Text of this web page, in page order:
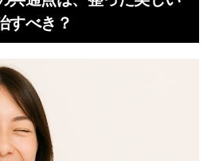
に収まり、清潔感と自信あふれる
あってもきれいな人」はいる？
がごくわずかで、悪目立ちしてい
すべき？